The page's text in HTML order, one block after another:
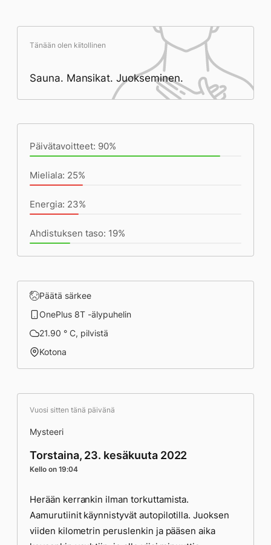
Tänään olen kiitollinen
Sauna. Mansikat. Juokseminen.
Päivätavoitteet: 90%
Mieliala: 25%
Energia: 23%
Ahdistuksen taso: 19%
Päätä särkee
OnePlus 8T -älypuhelin
21.90 ° C, pilvistä
Kotona
Vuosi sitten tänä päivänä
Mysteeri
Torstaina, 23. kesäkuuta 2022
Kello on 19:04
Herään kerrankin ilman torkuttamista.
Aamurutiinit käynnistyvät autopilotilla. Juoksen
viiden kilometrin peruslenkin ja pääsen aika